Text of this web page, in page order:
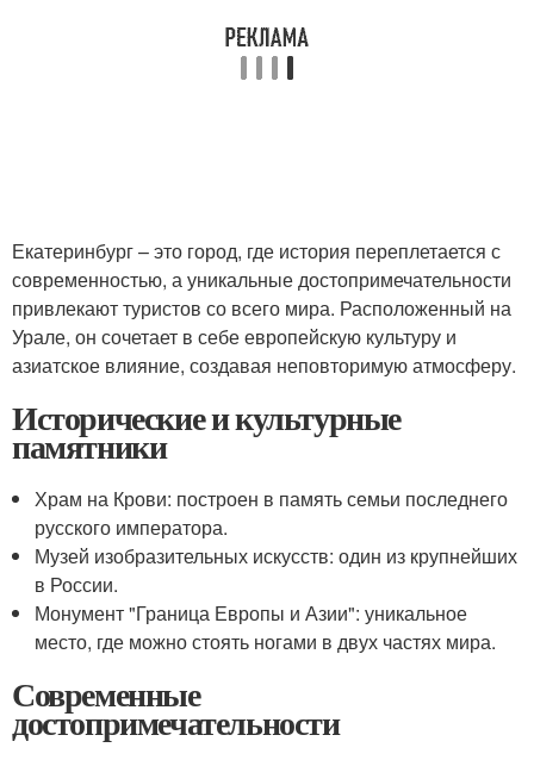
Екатеринбург – это город, где история переплетается с
современностью, а уникальные достопримечательности
привлекают туристов со всего мира. Расположенный на
Урале, он сочетает в себе европейскую культуру и
азиатское влияние, создавая неповторимую атмосферу.
Исторические и культурные
памятники
Храм на Крови: построен в память семьи последнего
русского императора.
Музей изобразительных искусств: один из крупнейших
в России.
Монумент "Граница Европы и Азии": уникальное
место, где можно стоять ногами в двух частях мира.
Современные
достопримечательности